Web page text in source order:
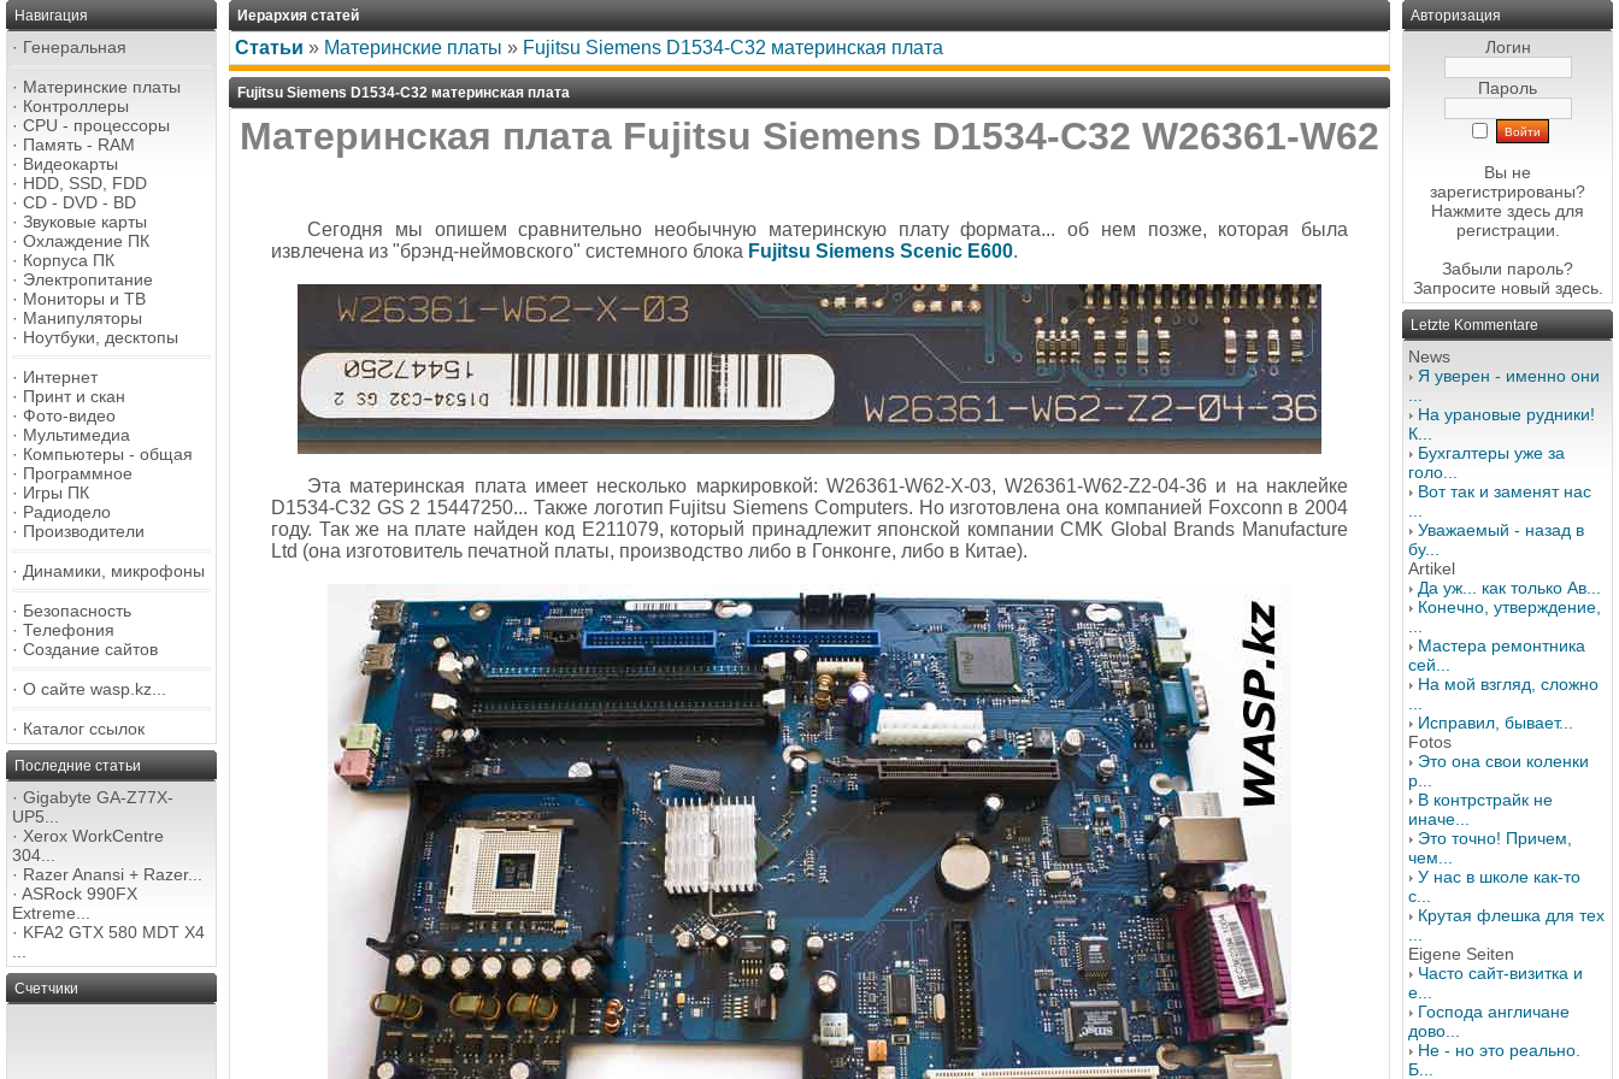
Навигация
· Генеральная
· Материнские платы
· Контроллеры
· CPU - процессоры
· Память - RAM
· Видеокарты
· HDD, SSD, FDD
· CD - DVD - BD
· Звуковые карты
· Охлаждение ПК
· Корпуса ПК
· Электропитание
· Мониторы и ТВ
· Манипуляторы
· Ноутбуки, десктопы
· Интернет
· Принт и скан
· Фото-видео
· Мультимедиа
· Компьютеры - общая
· Программное
· Игры ПК
· Радиодело
· Производители
· Динамики, микрофоны
· Безопасность
· Телефония
· Создание сайтов
· О сайте wasp.kz...
· Каталог ссылок
Последние статьи
· Gigabyte GA-Z77X-
UP5...
· Xerox WorkCentre
304...
· Razer Anansi + Razer...
· ASRock 990FX
Extreme...
· KFA2 GTX 580 MDT X4
Счетчики
Иерархия статей
Статьи » Материнские платы » Fujitsu Siemens D1534-C32 материнская плата
Fujitsu Siemens D1534-C32 материнская плата
Материнская плата Fujitsu Siemens D1534-C32 W26361-W62
Сегодня мы опишем сравнительно необычную материнскую плату формата... об нем позже, которая была
извлечена из "брэнд-неймовского" системного блока Fujitsu Siemens Scenic E600.
Эта материнская плата имеет несколько маркировкой: W26361-W62-X-03, W26361-W62-Z2-04-36 и на наклейке
D1534-C32 GS 2 15447250... Также логотип Fujitsu Siemens Computers. Но изготовлена она компанией Foxconn в 2004
году. Так же на плате найден код E211079, который принадлежит японской компании CMK Global Brands Manufacture
Ltd (она изготовитель печатной платы, производство либо в Гонконге, либо в Китае).
Авторизация
Логин
Пароль
Вы не
зарегистрированы?
Нажмите здесь для
регистрации.
Забыли пароль?
Запросите новый здесь.
Letzte Kommentare
News
Я уверен - именно они
На урановые рудники!
К...
Бухгалтеры уже за
голо...
Вот так и заменят нас
Уважаемый - назад в
бу...
Artikel
Да уж... как только Ав...
Конечно, утверждение,
Мастера ремонтника
сей...
На мой взгляд, сложно
Исправил, бывает...
Fotos
Это она свои коленки
р...
В контрстрайк не
иначе...
Это точно! Причем,
чем...
У нас в школе как-то
с...
Крутая флешка для тех
Eigene Seiten
Часто сайт-визитка и
е...
Господа англичане
дово...
Не - но это реально.
Б...